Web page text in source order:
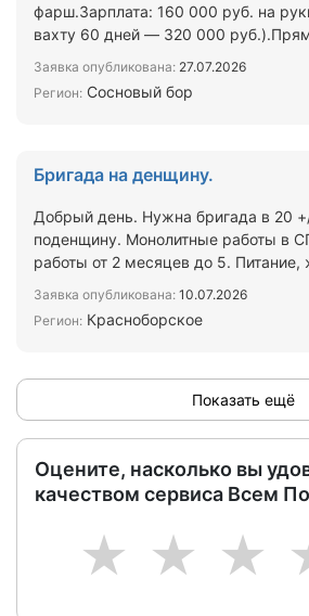
фарш.Зарплата: 160 000 руб. на
вахту 60 дней — 320 000
Заявка опубликована: 27.07.2026
Регион: Сосновый бор
Бригада на денщину.
Добрый день. Нужна бригада в 20
поденщину. Монолитные работы в
работы от 2 месяцев до 5. Питание,
Заявка опубликована: 10.07.2026
Регион: Красноборское
Показать ещё
Оцените, насколько вы
качеством сервиса Всем
3
2
1